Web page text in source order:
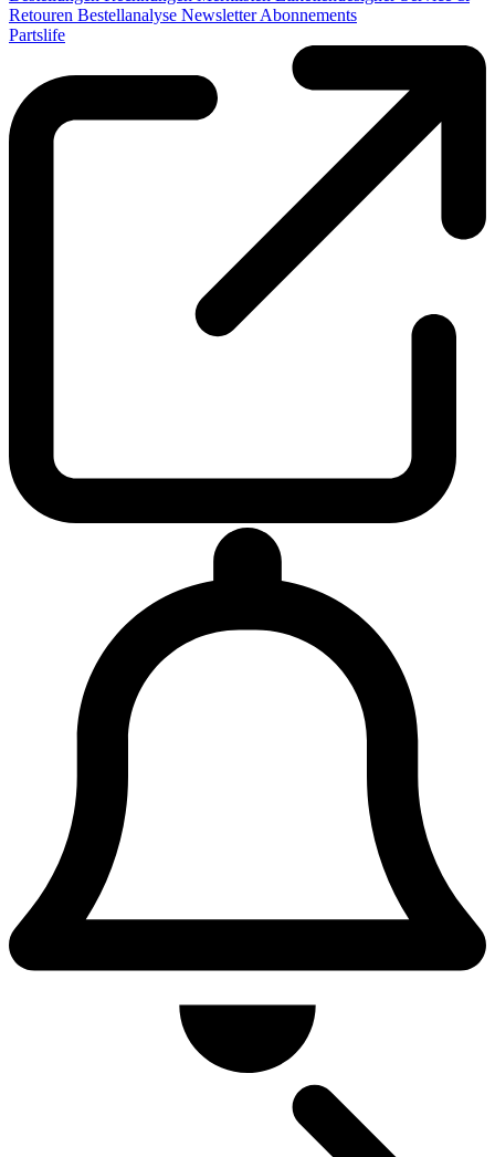
Retouren Bestellanalyse NewsletterAbonnements
Partslife